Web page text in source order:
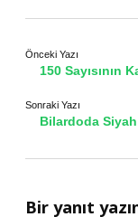
Önceki Yazı
150 Sayısının
Sonraki Yazı
Bilardoda
Bir yanıt